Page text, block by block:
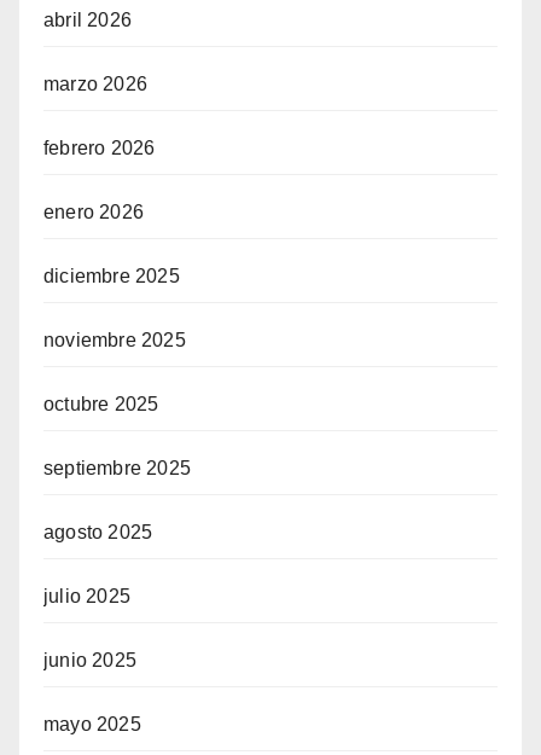
abril 2026
marzo 2026
febrero 2026
enero 2026
diciembre 2025
noviembre 2025
octubre 2025
septiembre 2025
agosto 2025
julio 2025
junio 2025
mayo 2025